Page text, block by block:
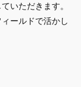
いただきます。
ールドで活かし